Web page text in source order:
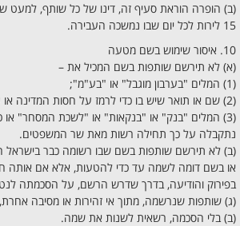
(ב) הופרה הוראת סעיף זה, דינו של כל שותף, למעט
15 לירות לכל יום שבו נמשכה העבירה.
10. איסור שימוש בשם מטעה
(א) לא תירשם שותפות בשם המכיל את –
(1) המלים "בערבון מוגבל" או "בע"מ";
(2) שם או תואר שיש בו כדי לרמז על חסות המדינה או על קשר עם הממשלה;
(3) המלים "בנק" או "בנקאות" או "לשכת המסחר" או
נתקבלה על כך תחילה רשות מאת שר המשפטים.
(ב) לא תירשם שותפות בשם שבו רשומה כבר בישראל
או בשם דומה לשמה עד כדי להטעות, אלא אם אותה
בפירוק והודיעה, בדרך שדרש הרשם, על הסכמתה
(ג) שותפות שנרשמה, מתוך אי זהירות או מסיבה
(ב) בלי הסכמה, רשאית לשנות את שמה.